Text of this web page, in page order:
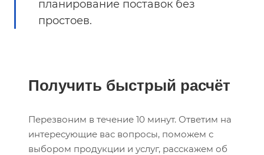
планирование поставок без
простоев.
Получить быстрый расчёт
Перезвоним в течение 10 минут. Ответим на
интересующие вас вопросы, поможем с
выбором продукции и услуг, расскажем об